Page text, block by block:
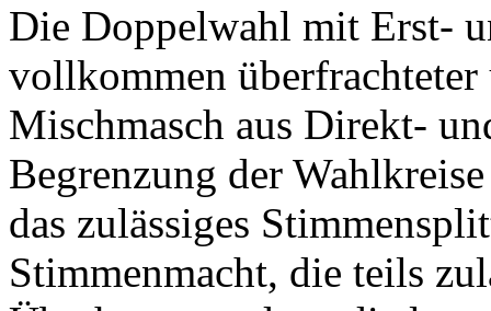
Die Doppelwahl mit Erst-
vollkommen
Mischmasch aus Direkt-
Begrenzung der
das zulässiges
Stimmenmacht, die teils